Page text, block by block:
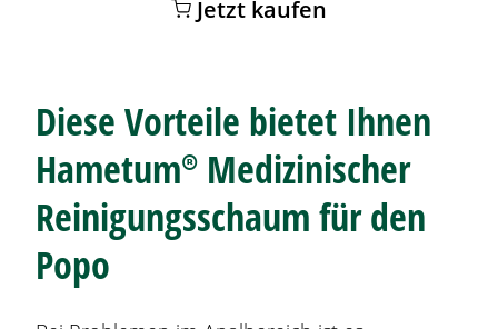
Jetzt kaufen
Diese Vorteile bietet Ihnen
Hametum® Medizinischer
Reinigungsschaum für den
Popo